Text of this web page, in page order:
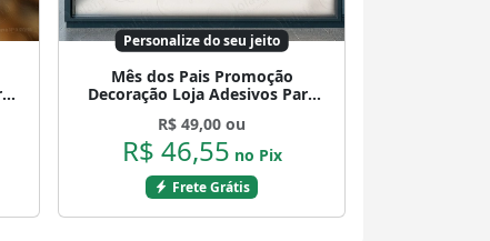
Personalize do seu jeito
Mês dos Pais Promoção
Decoração Loja Adesivos Para
R$ 49,00 ou
R$ 46,55 no Pix
Frete Grátis